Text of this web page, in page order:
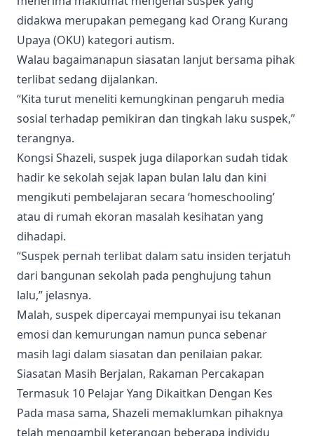
didakwa merupakan pemegang kad Orang Kurang
Upaya (OKU) kategori autism.
Walau bagaimanapun siasatan lanjut bersama pihak
terlibat sedang dijalankan.
“Kita turut meneliti kemungkinan pengaruh media
sosial terhadap pemikiran dan tingkah laku suspek,”
terangnya.
Kongsi Shazeli, suspek juga dilaporkan sudah tidak
hadir ke sekolah sejak lapan bulan lalu dan kini
mengikuti pembelajaran secara ‘homeschooling’
atau di rumah ekoran masalah kesihatan yang
dihadapi.
“Suspek pernah terlibat dalam satu insiden terjatuh
dari bangunan sekolah pada penghujung tahun
lalu,” jelasnya.
Malah, suspek dipercayai mempunyai isu tekanan
emosi dan kemurungan namun punca sebenar
masih lagi dalam siasatan dan penilaian pakar.
Siasatan Masih Berjalan, Rakaman Percakapan
Termasuk 10 Pelajar Yang Dikaitkan Dengan Kes
Pada masa sama, Shazeli memaklumkan pihaknya
telah mengambil keterangan beberapa individu